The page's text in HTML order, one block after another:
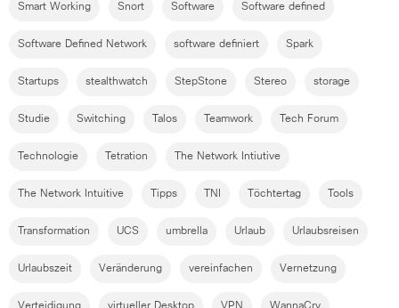
Smart Working Snort Software Software defined
Software Defined Network software definiert Spark
Startups stealthwatch StepStone Stereo storage
Studie Switching Talos Teamwork Tech Forum
Technologie Tetration The Network Intiutive
The Network Intuitive Tipps TNI Töchtertag Tools
Transformation UCS umbrella Urlaub Urlaubsreisen
Urlaubszeit Veränderung vereinfachen Vernetzung
Verteidigung virtueller Desktop VPN WannaCry